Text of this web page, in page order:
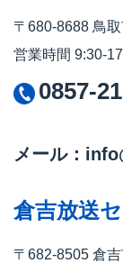
〒680-8688 鳥
営業時間 9:30-
0857-
メール：
倉吉放送
〒682-8505 倉